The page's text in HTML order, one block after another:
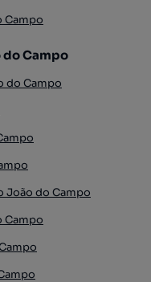
Campo
do Campo
do Campo
João do Campo
Campo